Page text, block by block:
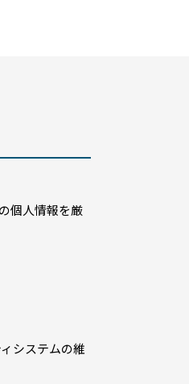
個人情報を厳
システムの維